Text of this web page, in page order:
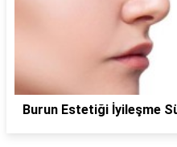
Burun Estetiği İyileşme